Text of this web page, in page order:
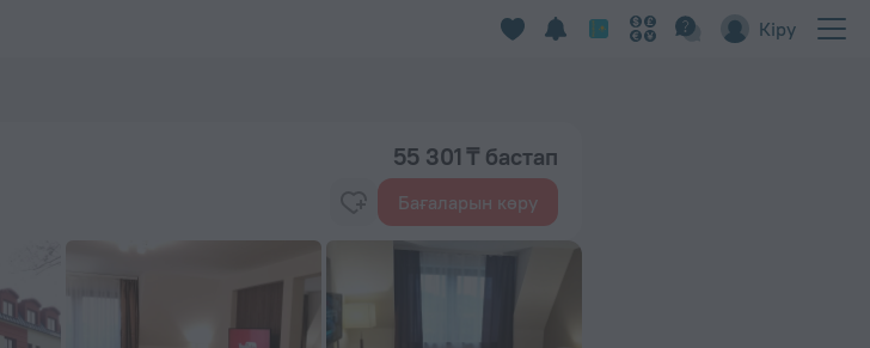
Кіру
55 301 ₸ бастап
Бағаларын көру